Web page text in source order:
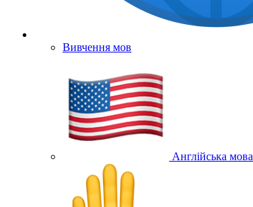
Вивчення мов
Англійська мова